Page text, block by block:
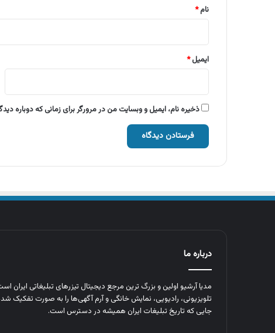
نام*
ایمیل*
ذخیره نام، ایمیل و وبسایت من در مرورگر برای زمانی که دوباره
درباره ما
مدیا آرشیو اولین و بزرگ‌ ترین مرجع دیجیتال تیزرهای تبلیغاتی ایران
تلویزیونی، رادیویی، نمایش خانگی و آرم‌ آگهی‌ها را به‌ صورت تفکیک‌
جایی که تاریخ تبلیغات ایران همیشه در دسترس است.